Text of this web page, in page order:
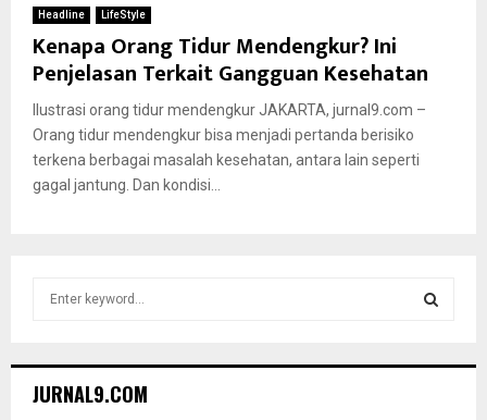
Headline LifeStyle
Kenapa Orang Tidur Mendengkur? Ini
Penjelasan Terkait Gangguan Kesehatan
Ilustrasi orang tidur mendengkur JAKARTA, jurnal9.com –
Orang tidur mendengkur bisa menjadi pertanda berisiko
terkena berbagai masalah kesehatan, antara lain seperti
gagal jantung. Dan kondisi...
h
JURNAL9.COM